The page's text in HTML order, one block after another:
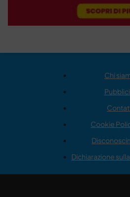
Chi
Cookie
Dichiarazione